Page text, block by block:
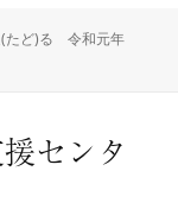
(たど)る 令和元年
センタ